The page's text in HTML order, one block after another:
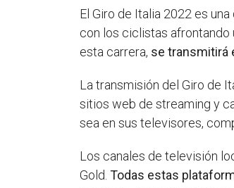
El Giro de Italia 2022 es
con los ciclistas afrontando
esta carrera, se transmitirá
La transmisión del Giro de
sitios web de streaming y
sea en sus televisores,
Los canales de televisión
Gold.Todas estas